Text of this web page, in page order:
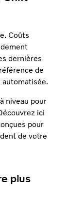
Coûts
dernières
de
niveau pour
ici
pour
de votre
plus